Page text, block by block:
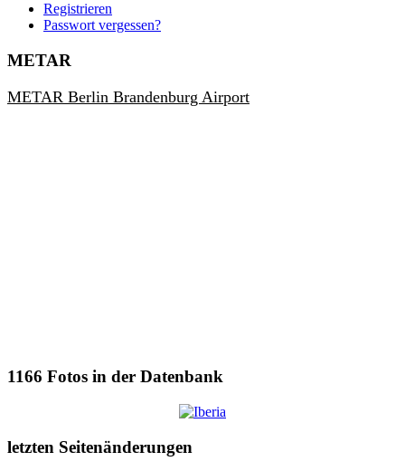
Registrieren
Passwort vergessen?
METAR
METAR Berlin Brandenburg Airport
1166 Fotos in der Datenbank
letzten Seitenänderungen